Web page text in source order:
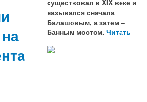
существовал в XIX веке и
назывался сначала
Балашовым, а затем –
Банным мостом. Читать